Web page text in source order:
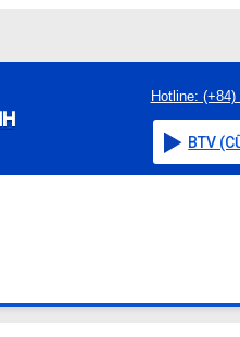
Hotline:
BTV